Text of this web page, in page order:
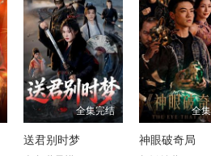
全集完结
送君别时梦
全
神眼破奇局